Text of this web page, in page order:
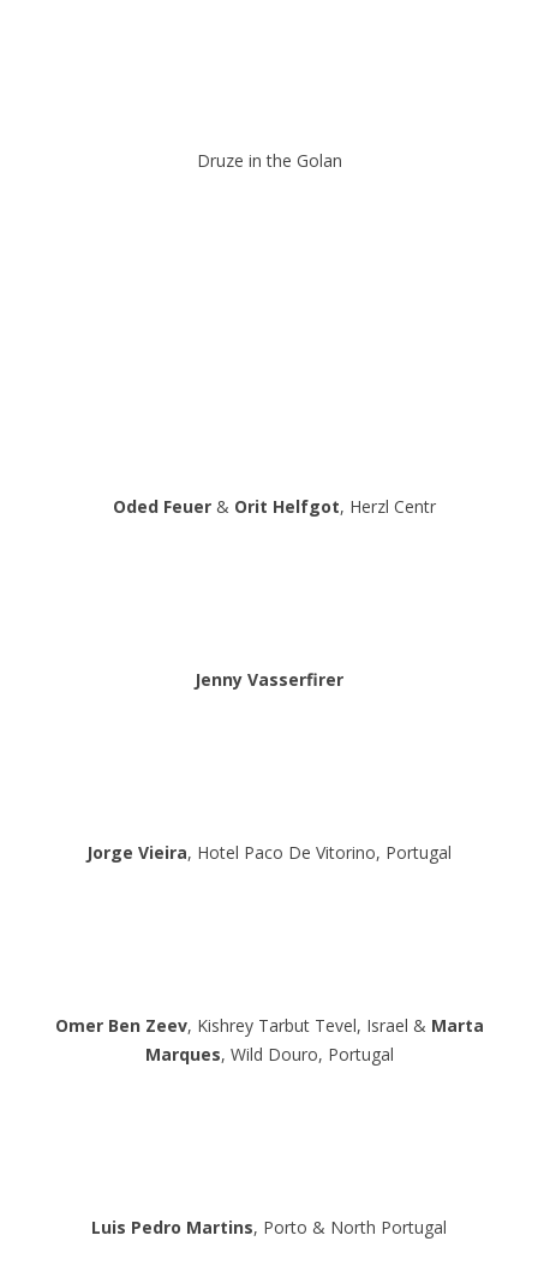
Druze in the Golan
Oded Feuer& Orit Helfgot, Herzl Centr
Jenny Vasserfirer
Jorge Vieira, Hotel Paco De Vitorino, Portugal
Omer Ben Zeev, Kishrey Tarbut Tevel, Israel & Marta
Marques, Wild Douro, Portugal
Luis Pedro Martins, Porto & North Portugal